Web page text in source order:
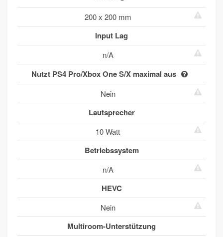
200 x 200 mm
Input Lag
n/A
Nutzt PS4 Pro/Xbox One S/X maximal aus
Nein
Lautsprecher
10 Watt
Betriebssystem
n/A
HEVC
Nein
Multiroom-Unterstützung